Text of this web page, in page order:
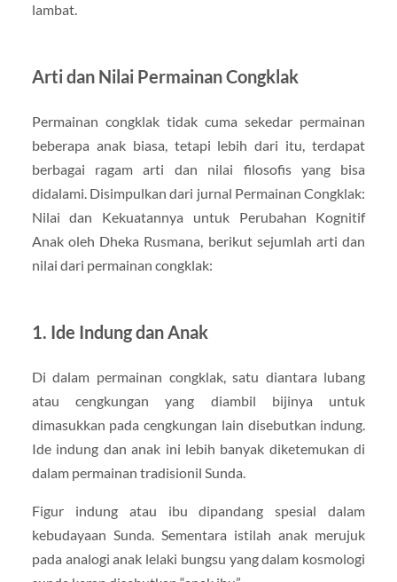
lambat.
Arti dan Nilai Permainan Congklak
Permainan congklak tidak cuma sekedar permainan
beberapa anak biasa, tetapi lebih dari itu, terdapat
berbagai ragam arti dan nilai filosofis yang bisa
didalami. Disimpulkan dari jurnal Permainan Congklak:
Nilai dan Kekuatannya untuk Perubahan Kognitif
Anak oleh Dheka Rusmana, berikut sejumlah arti dan
nilai dari permainan congklak:
1. Ide Indung dan Anak
Di dalam permainan congklak, satu diantara lubang
atau cengkungan yang diambil bijinya untuk
dimasukkan pada cengkungan lain disebutkan indung.
Ide indung dan anak ini lebih banyak diketemukan di
dalam permainan tradisionil Sunda.
Figur indung atau ibu dipandang spesial dalam
kebudayaan Sunda. Sementara istilah anak merujuk
pada analogi anak lelaki bungsu yang dalam kosmologi